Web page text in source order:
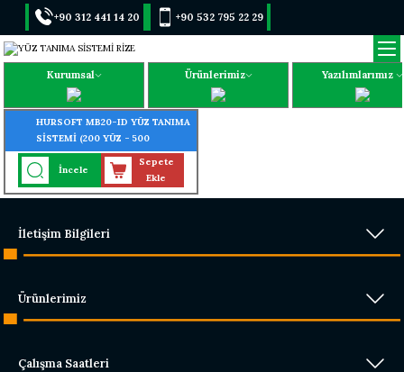
+90 312 441 14 20 +90 532 795 22 29
Kurumsal Ürünlerimiz Yazılımlarımız
HURSOFT MB20-ID YÜZ TANIMA
SİSTEMİ (200 YÜZ - 500
PARMAK - 1000 KART TANIMA
ÖZELLİĞİ)
İncele
Sepete
Ekle
İletişim Bilgileri
Ürünlerimiz
Çalışma Saatleri